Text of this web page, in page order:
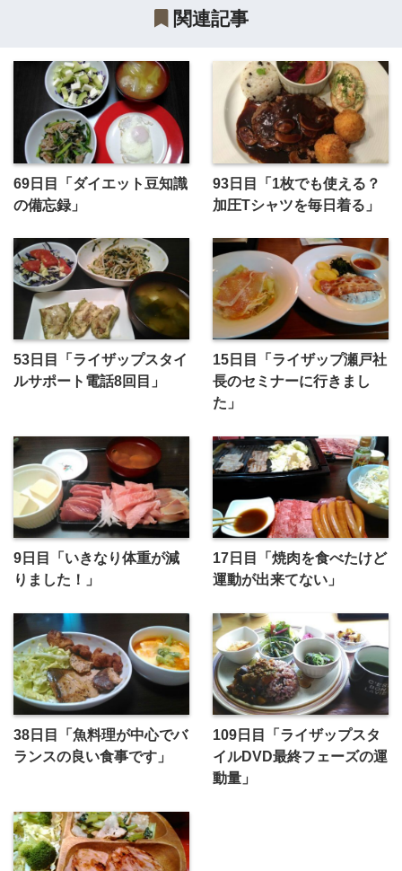
関連記事
69日目「ダイエット豆知識
の備忘録」
93日目「1枚でも使える？
加圧Tシャツを毎日着る」
53日目「ライザップスタイ
ルサポート電話8回目」
15日目「ライザップ瀬戸社
長のセミナーに行きまし
た」
9日目「いきなり体重が減
りました！」
17日目「焼肉を食べたけど
運動が出来てない」
38日目「魚料理が中心でバ
ランスの良い食事です」
109日目「ライザップスタ
イルDVD最終フェーズの運
動量」